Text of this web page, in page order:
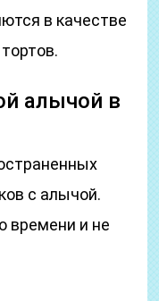
в качестве
алычой в
с алычой.
времени и не